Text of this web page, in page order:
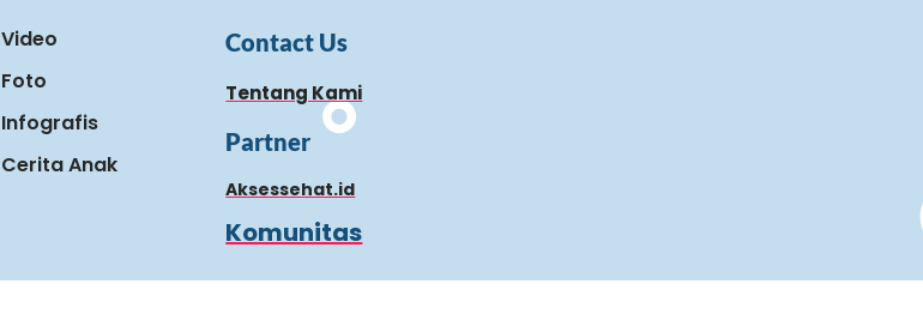
Video
Foto
Infografis
Cerita Anak
Contact Us
Tentang Kami
Partner
Aksessehat.id
Komunitas